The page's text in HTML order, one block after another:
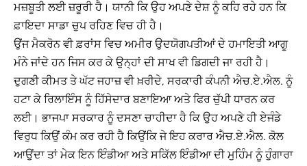
ਮਜ਼ਬੂਤੀ ਲਈ ਜ਼ਰੂਰੀ ਹੈ। ਯਾਨੀ ਕਿ ਉਹ ਅਪਣੇ ਦੇਸ਼ ਨੂੰ ਕਹਿ ਰਹੇ ਹਨ ਕਿ
ਫ਼ਾਇਦਾ ਸਾਡਾ ਚੁਪ ਰਹਿਣ ਵਿਚ ਹੀ ਹੈ।
ਉਂਜ ਮੈਕਰੋਨ ਵੀ ਫ਼ਰਾਂਸ ਵਿਚ ਅਮੀਰ ਉਦਯੋਗਪਤੀਆਂ ਦੇ ਹਮਾਇਤੀ ਆਗੂ
ਮੰਨੇ ਜਾਂਦੇ ਹਨ ਜਿਸ ਕਰ ਕੇ ਉਨ੍ਹਾਂ ਦੀ ਸਾਖ ਵੀ ਡਿਗਦੀ ਜਾ ਰਹੀ ਹੈ।
ਦੁਗਣੀ ਕੀਮਤ ਤੇ ਘੱਟ ਜਹਾਜ਼ ਵੀ ਖ਼ਰੀਦੇ, ਸਰਕਾਰੀ ਕੰਪਨੀ ਐਚ.ਏ.ਐਲ. ਨੂੰ
ਹਟਾ ਕੇ ਰਿਲਾਇੰਸ ਨੂੰ ਹਿੱਸੇਦਾਰ ਬਣਾਇਆ ਅਤੇ ਫਿਰ ਚੁੱਪੀ ਧਾਰਨ ਕਰ
ਲਈ। ਭਾਜਪਾ ਸਰਕਾਰ ਨੂੰ ਦਸਣਾ ਚਾਹੀਦਾ ਹੈ ਕਿ ਉਹ ਅਪਣੇ ਹੀ ਏਜੰਡੇ
ਵਿਰੁਧ ਕਿਉਂ ਕੰਮ ਕਰ ਰਹੀ ਹੈ ਕਿਉਂਕਿ ਜੇ ਇਹ ਕਰਾਰ ਐਚ.ਏ.ਐਲ. ਕੋਲ
ਆਉਂਦਾ ਤਾਂ ਮੇਕ ਇਨ ਇੰਡੀਆ ਅਤੇ ਸਕਿੱਲ ਇੰਡੀਆ ਦੀ ਮੁਹਿੰਮ ਨੂੰ ਹੁੰਗਾਰਾ